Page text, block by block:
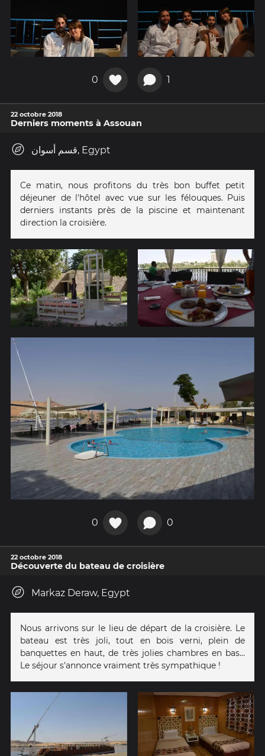
0 1
22 octobre 2018
Derniers moments à Assouan
قسم أسوان, Egypt
Ce matin, nous profitons du très bon buffet petit
déjeuner de l'hôtel avec vue sur les félouques. Puis
derniers instants près de la piscine et maintenant
direction la croisière.
0 0
22 octobre 2018
Découverte du bateau de croisière
Markaz Deraw, Egypt
Nous arrivons sur le lieu de départ de la croisière. Le
bateau est très joli, tout en bois verni, plein de
banquettes en haut, de très jolies chambres en bas...
Le séjour s'annonce vraiment très sympathique !